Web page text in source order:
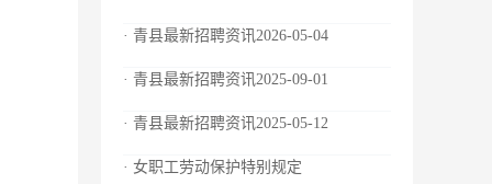
· 青县最新招聘资讯2026-05-04
· 青县最新招聘资讯2025-09-01
· 青县最新招聘资讯2025-05-12
· 女职工劳动保护特别规定